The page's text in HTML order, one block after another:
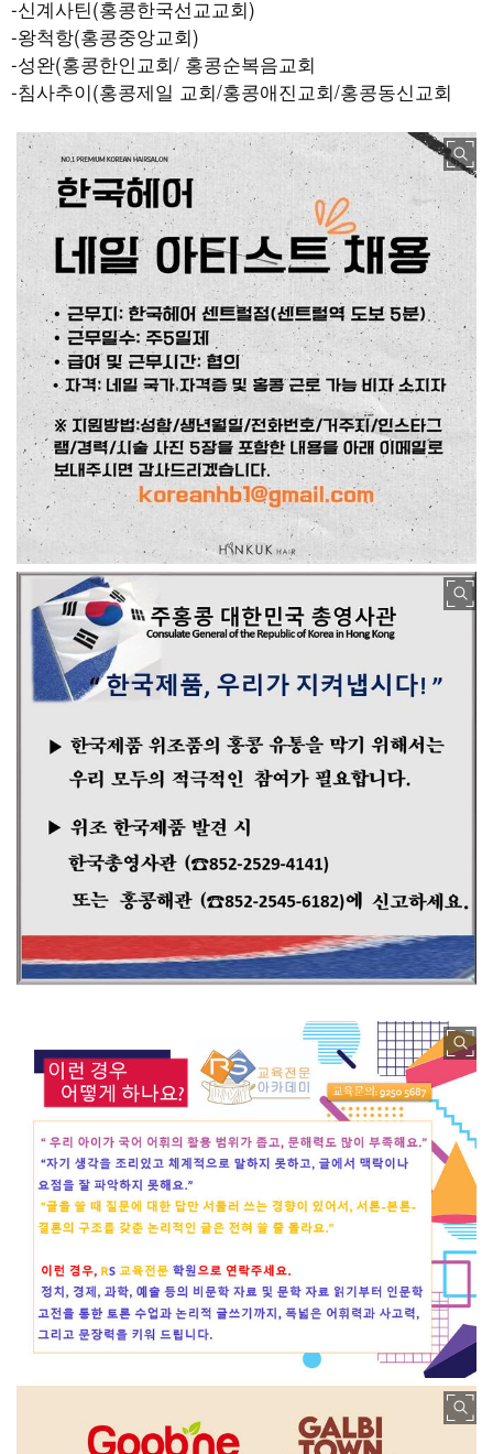
-신계사틴(홍콩한국선교교회)
-왕척항(홍콩중앙교회)
-성완(홍콩한인교회/ 홍콩순복음교회
-침사추이(홍콩제일 교회/홍콩애진교회/홍콩동신교회